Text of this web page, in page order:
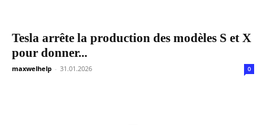
Tesla arrête la production des modèles S et X
pour donner...
maxwelhelp - 31.01.2026 0